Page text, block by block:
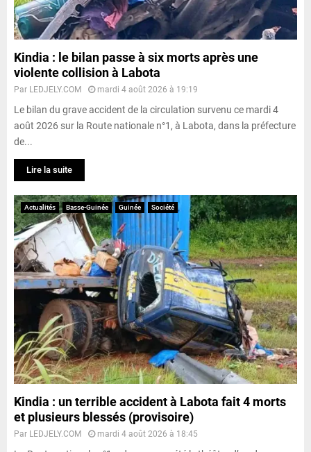
Kindia : le bilan passe à six morts après une
violente collision à Labota
Par LEDJELY.COM mardi 4 août 2026 à 19:19
Le bilan du grave accident de la circulation survenu ce mardi 4
août 2026 sur la Route nationale n°1, à Labota, dans la préfecture
de...
Lire la suite
Actualités Basse-Guinée Guinée Société
Kindia : un terrible accident à Labota fait 4 morts
et plusieurs blessés (provisoire)
Par LEDJELY.COM mardi 4 août 2026 à 18:45